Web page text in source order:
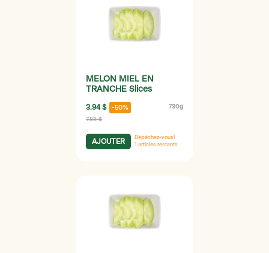
MELON MIEL EN
TRANCHE Slices
3.94 $ -50% 730g
7.88 $
AJOUTER
Dépêchez-vous!
1 articles restants